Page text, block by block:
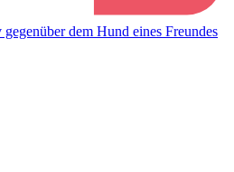
dem Hund eines Freundes